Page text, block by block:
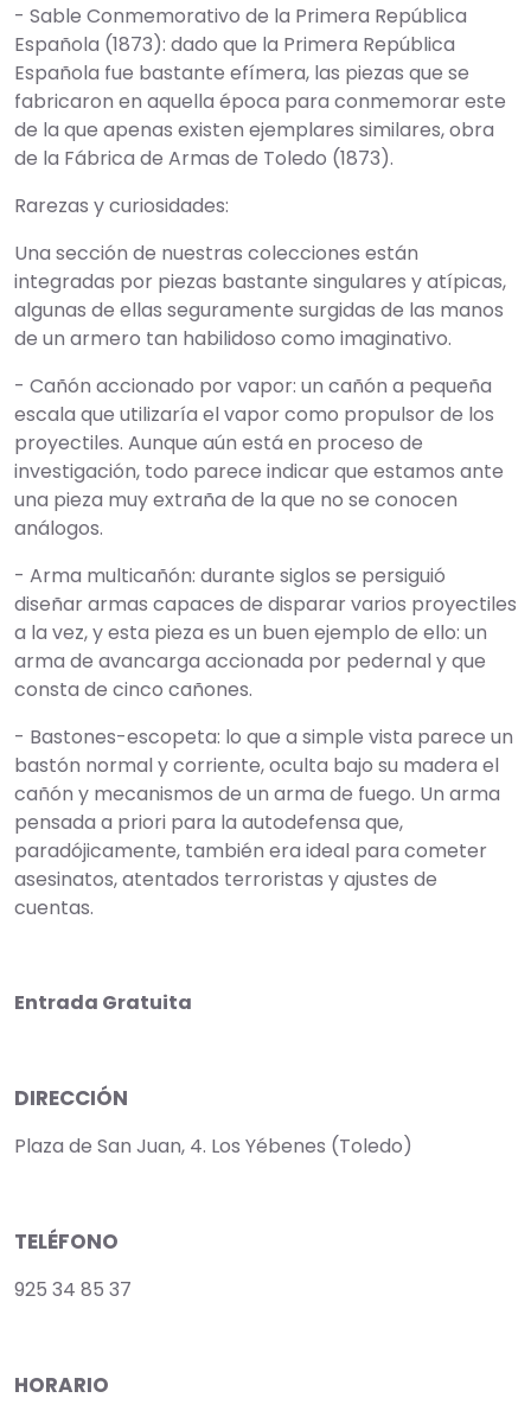
- Sable Conmemorativo de la Primera República
Española (1873): dado que la Primera República
Española fue bastante efímera, las piezas que se
fabricaron en aquella época para conmemorar este
de la que apenas existen ejemplares similares, obra
de la Fábrica de Armas de Toledo (1873).
Rarezas y curiosidades:
Una sección de nuestras colecciones están
integradas por piezas bastante singulares y atípicas,
algunas de ellas seguramente surgidas de las manos
de un armero tan habilidoso como imaginativo.
- Cañón accionado por vapor: un cañón a pequeña
escala que utilizaría el vapor como propulsor de los
proyectiles. Aunque aún está en proceso de
investigación, todo parece indicar que estamos ante
una pieza muy extraña de la que no se conocen
análogos.
- Arma multicañón: durante siglos se persiguió
diseñar armas capaces de disparar varios proyectiles
a la vez, y esta pieza es un buen ejemplo de ello: un
arma de avancarga accionada por pedernal y que
consta de cinco cañones.
- Bastones-escopeta: lo que a simple vista parece un
bastón normal y corriente, oculta bajo su madera el
cañón y mecanismos de un arma de fuego. Un arma
pensada a priori para la autodefensa que,
paradójicamente, también era ideal para cometer
asesinatos, atentados terroristas y ajustes de
cuentas.
Entrada Gratuita
DIRECCIÓN
Plaza de San Juan, 4. Los Yébenes (Toledo)
TELÉFONO
925 34 85 37
HORARIO